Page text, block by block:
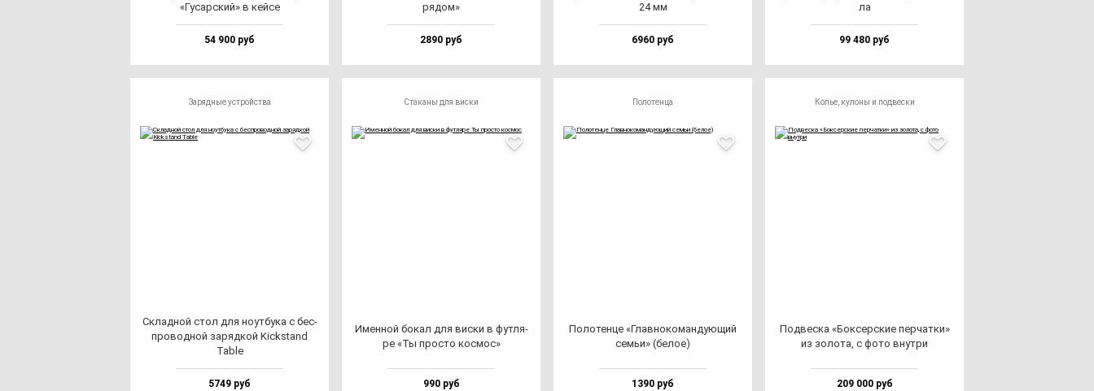
«Гусар­ский» в кей­се
54 900 руб
ря­дом»
2890 руб
24 мм
6960 руб
ла
99 480 руб
Зарядные устройства
Склад­ной стол для но­ут­бу­ка с бес­
про­вод­ной за­ряд­кой Kick­stand
Tab­le
5749 руб
Стаканы для виски
Имен­ной бо­кал для вис­ки в фут­ля­
ре «Ты прос­то кос­мос»
990 руб
Полотенца
Поло­тен­це «Глав­но­ко­ман­ду­ющий
семьи» (бе­лое)
1390 руб
Колье, кулоны и подвески
Под­вес­ка «Бок­сер­ские пер­чат­ки»
из зо­ло­та, с фо­то внут­ри
209 000 руб